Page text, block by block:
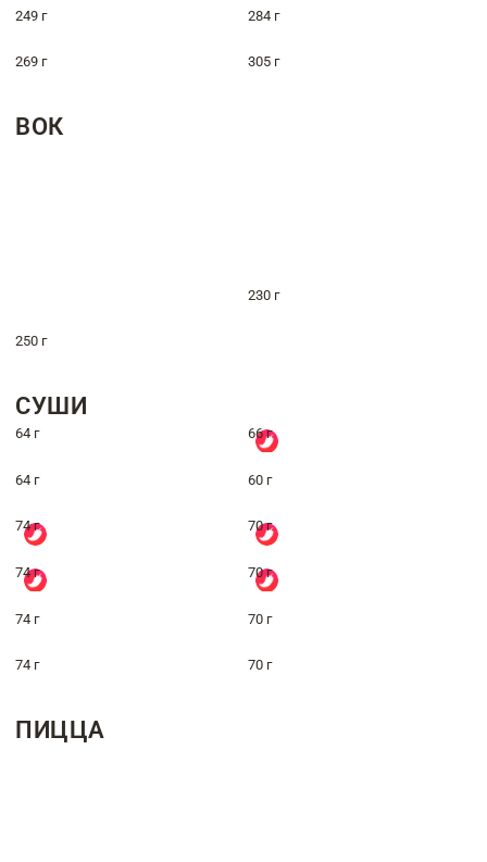
249 г 284 г
269 г 305 г
ВОК
230 г
250 г
СУШИ
64 г 66 г
64 г 60 г
74 г 70 г
74 г 70 г
74 г 70 г
74 г 70 г
ПИЦЦА